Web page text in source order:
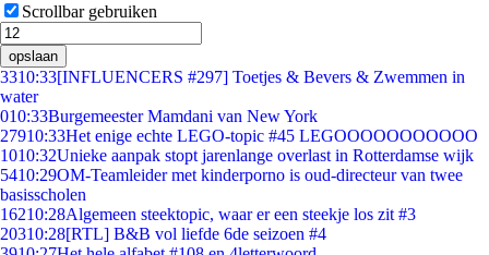
Scrollbar gebruiken
opslaan
3310:33[INFLUENCERS #297] Toetjes & Bevers & Zwemmen in
water
010:33Burgemeester Mamdani van New York
27910:33Het enige echte LEGO-topic #45 LEGOOOOOOOOOOO
1010:32Unieke aanpak stopt jarenlange overlast in Rotterdamse wijk
5410:29OM-Teamleider met kinderporno is oud-directeur van twee
basisscholen
16210:28Algemeen steektopic, waar er een steekje los zit #3
20310:28[RTL] B&B vol liefde 6de seizoen #4